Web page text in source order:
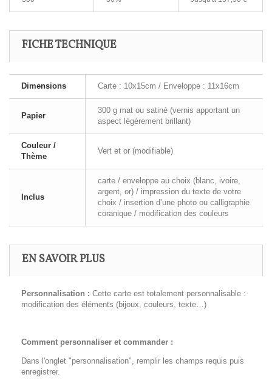
FICHE TECHNIQUE
Dimensions Carte : 10x15cm / Enveloppe : 11x16cm
Papier
300 g mat ou satiné (vernis apportant un
aspect légèrement brillant)
Couleur /
Thème
Vert et or (modifiable)
Inclus
carte / enveloppe au choix (blanc, ivoire,
argent, or) / impression du texte de votre
choix / insertion d’une photo ou calligraphie
coranique / modification des couleurs
EN SAVOIR PLUS
Personnalisation : Cette carte est totalement personnalisable :
modification des éléments (bijoux, couleurs, texte…)
Comment personnaliser et commander :
Dans l'onglet "personnalisation", remplir les champs requis puis
enregistrer.